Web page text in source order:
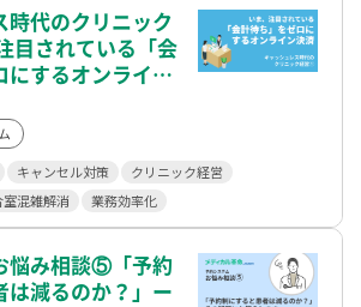
時代のクリニック
にするオンライン
キャンセル対策
クリニック経営
室混雑解消 業務効率化
悩み相談⑤「予約
は減るのか？」ー